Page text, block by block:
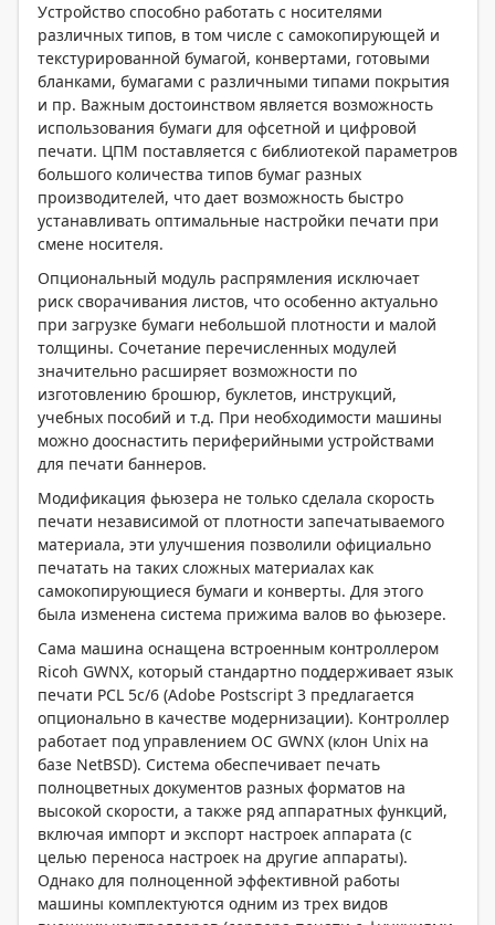
Устройство способно работать с носителями
различных типов, в том числе с самокопирующей и
текстурированной бумагой, конвертами, готовыми
бланками, бумагами с различными типами покрытия
и пр. Важным достоинством является возможность
использования бумаги для офсетной и цифровой
печати. ЦПМ поставляется с библиотекой параметров
большого количества типов бумаг разных
производителей, что дает возможность быстро
устанавливать оптимальные настройки печати при
смене носителя.
Опциональный модуль распрямления исключает
риск сворачивания листов, что особенно актуально
при загрузке бумаги небольшой плотности и малой
толщины. Сочетание перечисленных модулей
значительно расширяет возможности по
изготовлению брошюр, буклетов, инструкций,
учебных пособий и т.д. При необходимости машины
можно дооснастить периферийными устройствами
для печати баннеров.
Модификация фьюзера не только сделала скорость
печати независимой от плотности запечатываемого
материала, эти улучшения позволили официально
печатать на таких сложных материалах как
самокопирующиеся бумаги и конверты. Для этого
была изменена система прижима валов во фьюзере.
Сама машина оснащена встроенным контроллером
Ricoh GWNX, который стандартно поддерживает язык
печати PCL 5c/6 (Adobe Postscript 3 предлагается
опционально в качестве модернизации). Контроллер
работает под управлением ОС GWNX (клон Unix на
базе NetBSD). Система обеспечивает печать
полноцветных документов разных форматов на
высокой скорости, а также ряд аппаратных функций,
включая импорт и экспорт настроек аппарата (с
целью переноса настроек на другие аппараты).
Однако для полноценной эффективной работы
машины комплектуются одним из трех видов